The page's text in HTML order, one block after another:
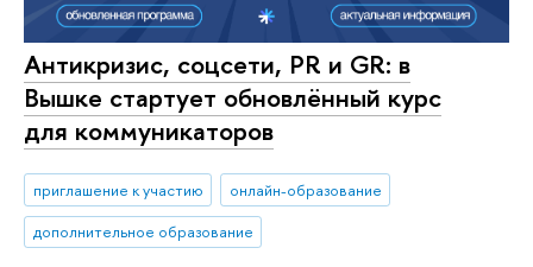
Антикризис, соцсети, PR и GR: в
Вышке стартует обновлённый курс
для коммуникаторов
приглашение к участию
онлайн-образование
дополнительное образование